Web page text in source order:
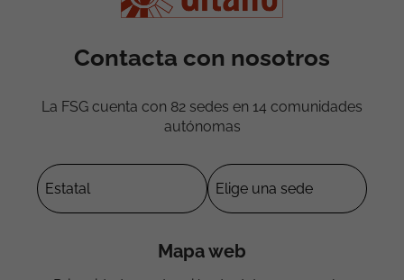
Contacta con nosotros
La FSG cuenta con 82 sedes en 14 comunidades
autónomas
Mapa web